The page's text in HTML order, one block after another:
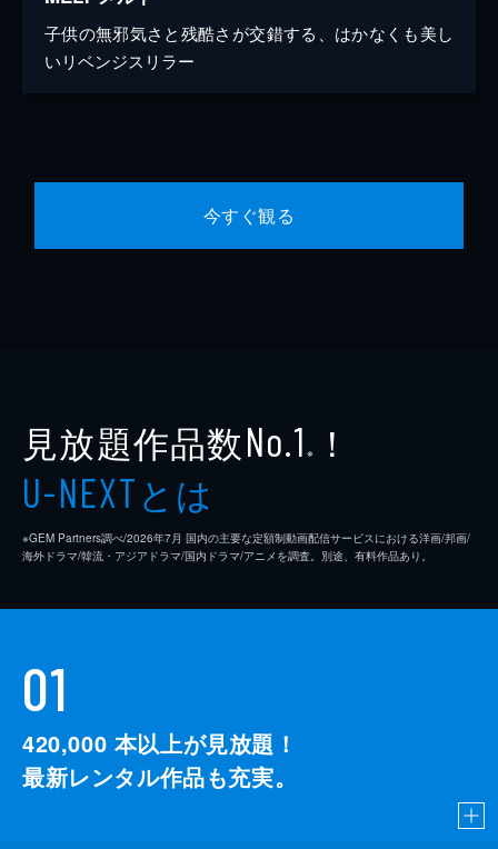
子供の無邪気さと残酷さが交錯する、はかなくも美し
いリベンジスリラー
今すぐ観る
見放題作品数No.1 ※ ！
U-NEXTとは
※GEM Partners調べ/2026年7⽉ 国内の主要な定額制動画配信サービスにおける洋画/邦画/
海外ドラマ/韓流・アジアドラマ/国内ドラマ/アニメを調査。別途、有料作品あり。
01
420,000 本以上が見放題！
最新レンタル作品も充実。